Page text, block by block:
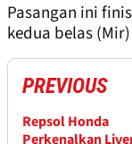
Pasangan ini
kedua belas
PREVIOUS
Repsol Honda
Perkenalkan